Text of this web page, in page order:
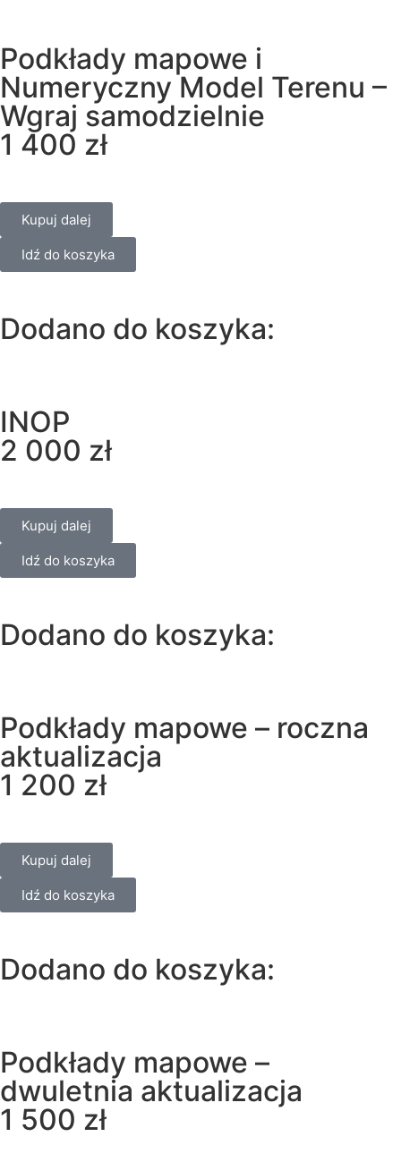
Podkłady mapowe i
Numeryczny Model Terenu –
Wgraj samodzielnie
1 400 zł
Kupuj dalej
Idź do koszyka
Dodano do koszyka:
INOP
2 000 zł
Kupuj dalej
Idź do koszyka
Dodano do koszyka:
Podkłady mapowe – roczna
aktualizacja
1 200 zł
Kupuj dalej
Idź do koszyka
Dodano do koszyka:
Podkłady mapowe –
dwuletnia aktualizacja
1 500 zł